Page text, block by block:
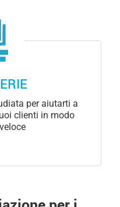
per aiutarti a
clienti in modo